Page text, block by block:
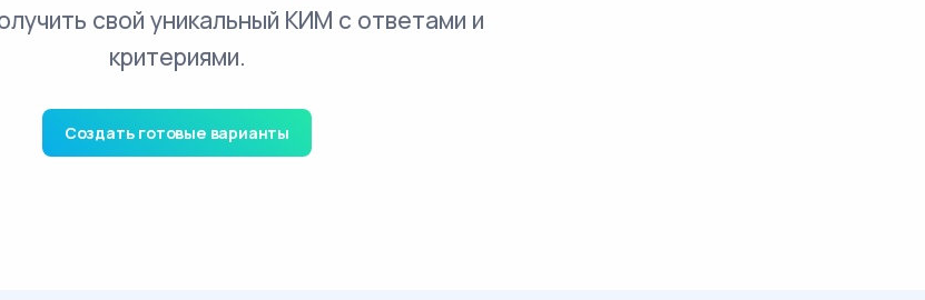
свой уникальный КИМ с ответами и
критериями.
Создать готовые варианты